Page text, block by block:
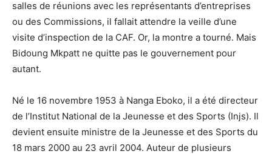
salles de réunions avec les représentants d’entreprises
ou des Commissions, il fallait attendre la veille d’une
visite d’inspection de la CAF. Or, la montre a tourné. Mais
Bidoung Mkpatt ne quitte pas le gouvernement pour
autant.
Né le 16 novembre 1953 à Nanga Eboko, il a été directeur
de l’Institut National de la Jeunesse et des Sports (Injs). Il
devient ensuite ministre de la Jeunesse et des Sports du
18 mars 2000 au 23 avril 2004. Auteur de plusieurs